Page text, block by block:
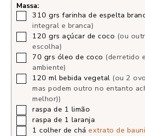
Massa:
310 grs farinha de espelta
integral e branca)
120 grs açúcar de coco (ou
escolha)
70 grs óleo de coco (derretido
ambiente)
120 ml bebida vegetal (ou 2
mas podem outro no entanto
melhor))
raspa de 1 limão
raspa de 1 laranja
1 colher de chá extrato de